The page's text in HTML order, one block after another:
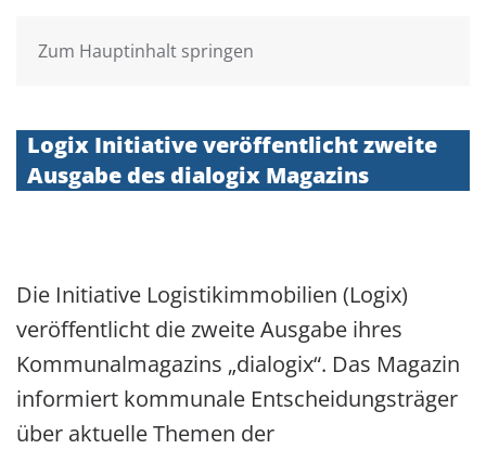
Zum Hauptinhalt springen
Logix Initiative veröffentlicht zweite
Ausgabe des dialogix Magazins
Die Initiative Logistikimmobilien (Logix)
veröffentlicht die zweite Ausgabe ihres
Kommunalmagazins „dialogix“. Das Magazin
informiert kommunale Entscheidungsträger
über aktuelle Themen der